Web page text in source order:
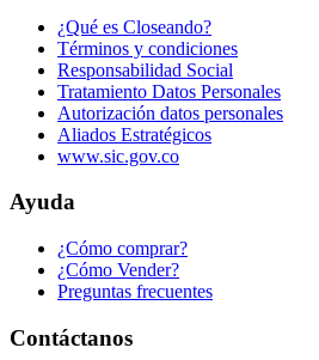
¿Qué es Closeando?
Términos y condiciones
Responsabilidad Social
Tratamiento Datos Personales
Autorización datos personales
Aliados Estratégicos
www.sic.gov.co
Ayuda
¿Cómo comprar?
¿Cómo Vender?
Preguntas frecuentes
Contáctanos